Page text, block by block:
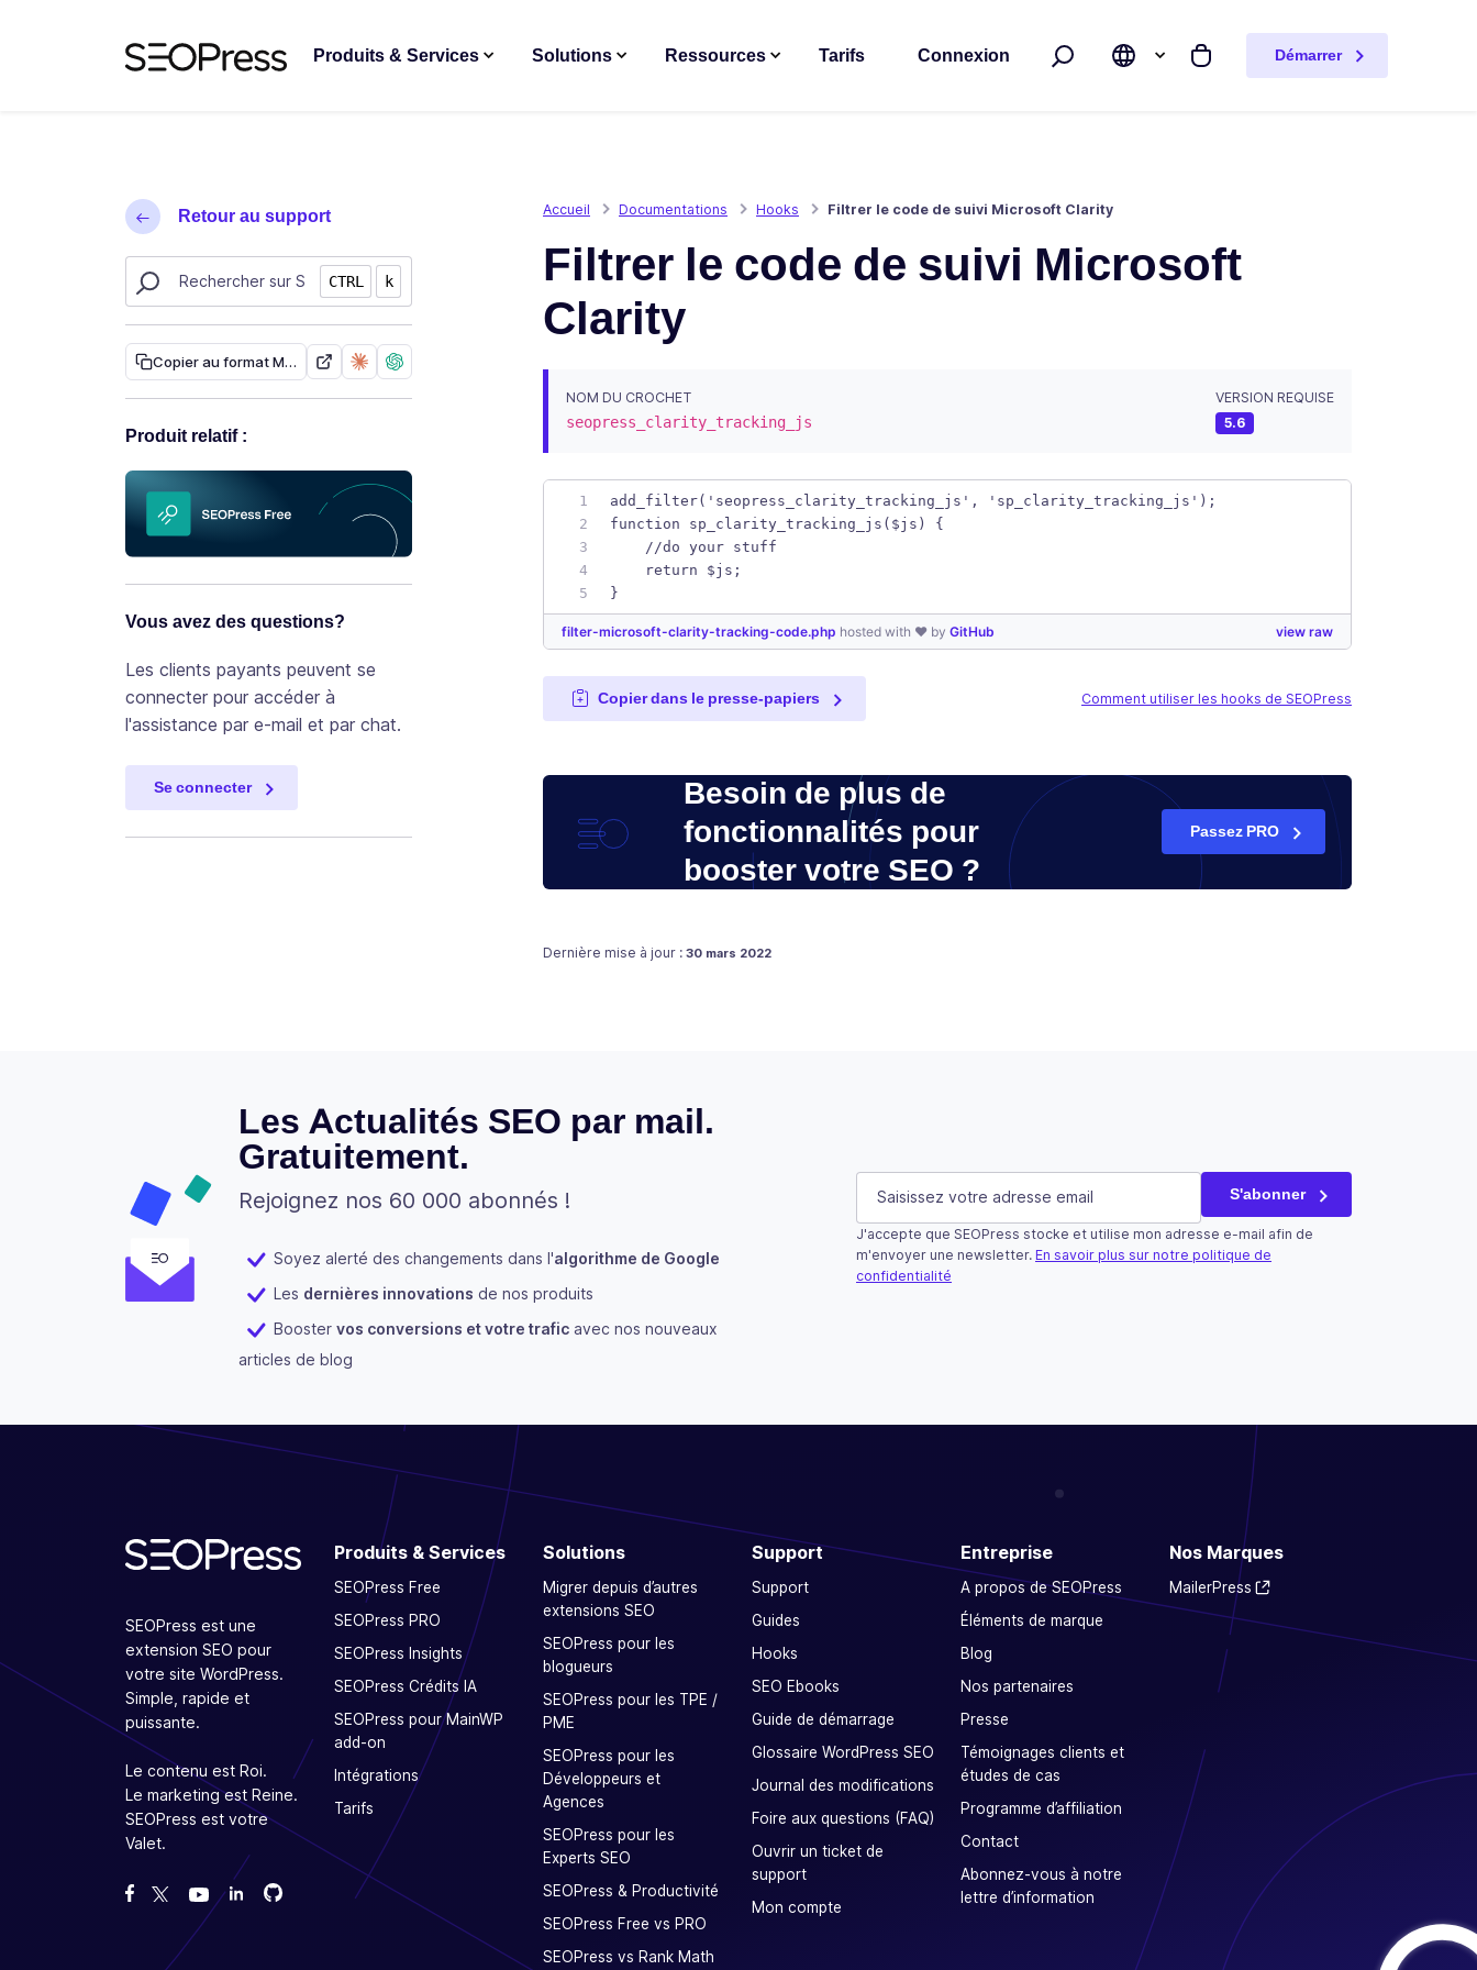
Produits & Services Solutions Ressources Tarifs Connexion
Rechercher Mon panier
Démarrer
Retour au support
Rechercher des ressources sur SEOPress
CTRL k
Copier au format Markdown
Produit relatif :
Vous avez des questions?
Les clients payants peuvent se
connecter pour accéder à
l'assistance par e-mail et par chat.
Se connecter
Accueil Documentations Hooks Filtrer le code de suivi Microsoft Clarity
Filtrer le code de suivi Microsoft
Clarity
NOM DU CROCHET
seopress_clarity_tracking_js
VERSION REQUISE
5.6
add_filter('seopress_clarity_tracking_js', 'sp_clarity_tracking_js');
function sp_clarity_tracking_js($js) {
    //do your stuff
    return $js;
}
view raw
filter-microsoft-clarity-tracking-code.php hosted with ❤ by GitHub
Copier dans le presse-papiers Comment utiliser les hooks de SEOPress
Besoin de plus de
fonctionnalités pour
booster votre SEO ?
Passez PRO
Dernière mise à jour : Publié le
30 mars 2022
30 mars 2022
Les Actualités SEO par mail.
Gratuitement.
Rejoignez nos 60 000 abonnés !
Soyez alerté des changements dans l'algorithme de Google
Les dernières innovations de nos produits
Booster vos conversions et votre trafic avec nos nouveaux
articles de blog
Company
Ce champ n’est utilisé qu’à des fins de validation et devrait rester inchangé.
E-mail (Nécessaire) S'abonner
J'accepte que SEOPress stocke et utilise mon adresse e-mail afin de
m'envoyer une newsletter. En savoir plus sur notre politique de
confidentialité
SEOPress est une
extension SEO pour
votre site WordPress.
Simple, rapide et
puissante.
Le contenu est Roi.
Le marketing est Reine.
SEOPress est votre
Valet.
Likez notre page Facebook
Suivez-nous sur Twitter
Nous voir sur YouTube
Forcez-nous sur GitHub
Forcez-nous sur GitHub
Produits & Services
SEOPress Free
SEOPress PRO
SEOPress Insights
SEOPress Crédits IA
SEOPress pour MainWP
add-on
Intégrations
Tarifs
Solutions
Migrer depuis d’autres
extensions SEO
SEOPress pour les
blogueurs
SEOPress pour les TPE /
PME
SEOPress pour les
Développeurs et
Agences
SEOPress pour les
Experts SEO
SEOPress & Productivité
SEOPress Free vs PRO
SEOPress vs Rank Math
Support
Support
Guides
Hooks
SEO Ebooks
Guide de démarrage
Glossaire WordPress SEO
Journal des modifications
Foire aux questions (FAQ)
Ouvrir un ticket de
support
Mon compte
Entreprise
A propos de SEOPress
Éléments de marque
Blog
Nos partenaires
Presse
Témoignages clients et
études de cas
Programme d’affiliation
Contact
Abonnez-vous à notre
lettre d’information
Nos Marques
MailerPress